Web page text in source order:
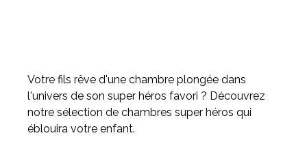
Votre fils rêve d'une chambre plongée dans
l'univers de son super héros favori ? Découvrez
notre sélection de chambres super héros qui
éblouira votre enfant.